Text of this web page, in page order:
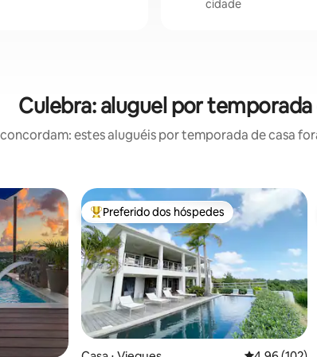
cidade
Culebra: aluguel por
estes aluguéis por temporada de casa
Entre os melhores preferidos dos hóspedes
Preferido dos hóspedes